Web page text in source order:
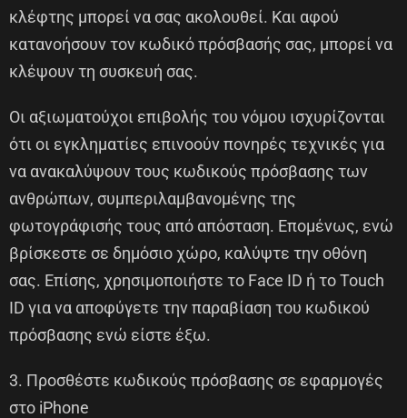
κλέφτης μπορεί να σας ακολουθεί. Και αφού
κατανοήσουν τον κωδικό πρόσβασής σας, μπορεί να
κλέψουν τη συσκευή σας.
Οι αξιωματούχοι επιβολής του νόμου ισχυρίζονται
ότι οι εγκληματίες επινοούν πονηρές τεχνικές για
να ανακαλύψουν τους κωδικούς πρόσβασης των
ανθρώπων, συμπεριλαμβανομένης της
φωτογράφισής τους από απόσταση. Επομένως, ενώ
βρίσκεστε σε δημόσιο χώρο, καλύψτε την οθόνη
σας. Επίσης, χρησιμοποιήστε το Face ID ή το Touch
ID για να αποφύγετε την παραβίαση του κωδικού
πρόσβασης ενώ είστε έξω.
3. Προσθέστε κωδικούς πρόσβασης σε εφαρμογές
στο iPhone